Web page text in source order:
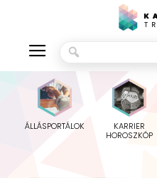
ÁLLÁSPORTÁLOK
KARRIER
HOROSZKÓP